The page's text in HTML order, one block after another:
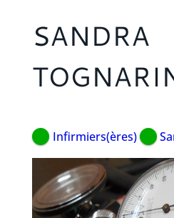
SANDRA
Infirmiers(ères)